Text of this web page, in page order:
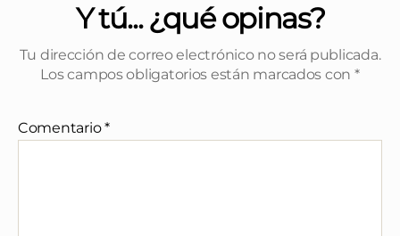
Y tú... ¿qué opinas?
Tu dirección de correo electrónico no será publicada.
Los campos obligatorios están marcados con *
Comentario*